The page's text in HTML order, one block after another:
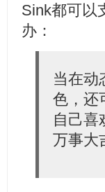
Sink都可以
办：
当在动
色，还
自己喜
万事大